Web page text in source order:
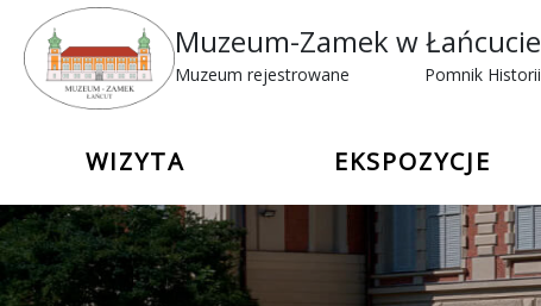
Muzeum-Zamek w Łańcucie
Muzeum rejestrowane Pomnik Historii
WIZYTA EKSPOZYCJE